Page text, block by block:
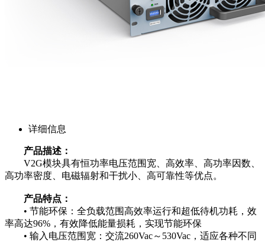
详细信息
产品描述：
V2G模块具有恒功率电压范围宽、高效率、高功率因数、
高功率密度、电磁辐射和干扰小、高可靠性等优点。
产品特点：
• 节能环保：全负载范围高效率运行和超低待机功耗，效
率高达96%，有效降低能量损耗，实现节能环保
• 输入电压范围宽：交流260Vac～530Vac，适应各种不同